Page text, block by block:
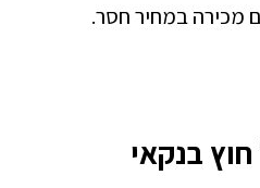
מכירה במחיר חסר.
בנקאי